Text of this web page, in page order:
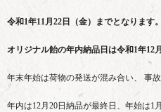
令和1年11月22日（金）までとなります。
オリジナル飴の年内納品日は令和1年12
年末年始は荷物の発送が混み合い、 事
年内は12月20日納品が最終日、年始は1